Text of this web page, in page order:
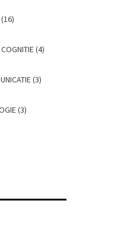
COGNITIE (4)
(3)
(3)